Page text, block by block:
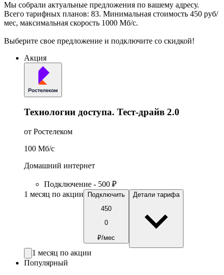
Мы собрали актуальные предложения по вашему адресу.
Всего тарифных планов: 83. Минимальная стоимость 450 руб/
мес, максимальная скорость 1000 Мб/с.
Выберите свое предложение и подключите со скидкой!
Акция
Технологии доступа. Тест-драйв 2.0
от Ростелеком
100 Мб/c
Домашний интернет
Подключение - 500 ₽
1 месяц по акции
Подключить
450
0
₽/мес
Детали тарифа
1 месяц по акции
Популярный